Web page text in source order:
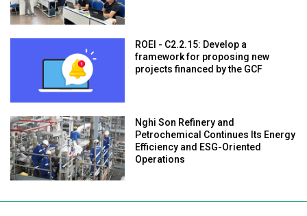
ROEI - C2.2.15: Develop a
framework for proposing new
projects financed by the GCF
Nghi Son Refinery and
Petrochemical Continues Its Energy
Efficiency and ESG-Oriented
Operations